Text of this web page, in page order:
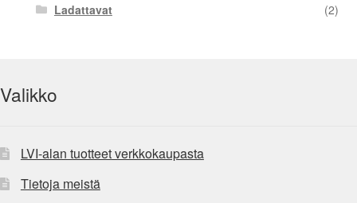
Ladattavat
(2)
Valikko
LVI-alan tuotteet verkkokaupasta
Tietoja meistä